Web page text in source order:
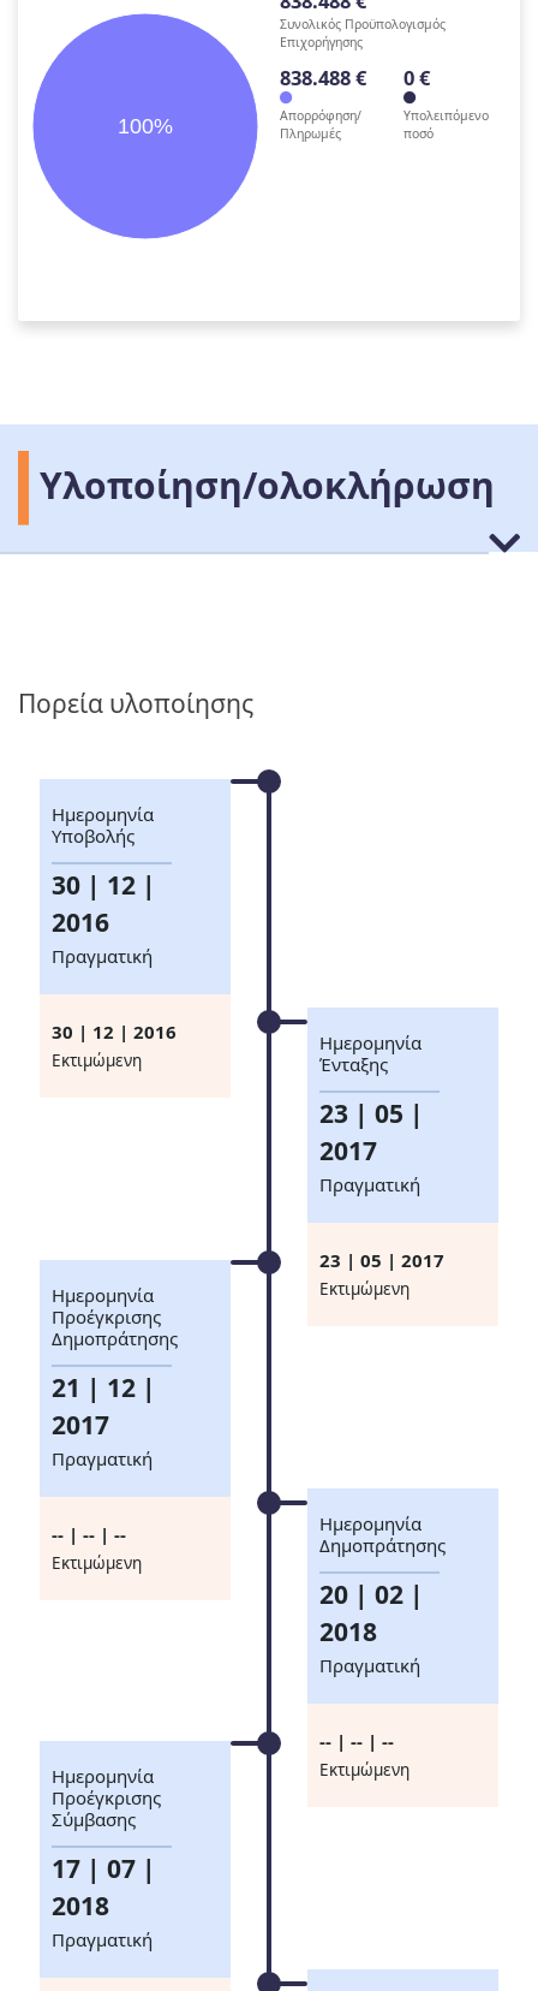
100%
Συνολικός Προϋπολογισμός
Επιχορήγησης
838.488 €
Απορρόφηση/
Πληρωμές
0 €
Υπολειπόμενο
ποσό
Υλοποίηση/ολοκλήρωση
Πορεία υλοποίησης
Ημερομηνία
Υποβολής
30 | 12 |
2016
Πραγματική
30 | 12 | 2016
Eκτιμώμενη
Ημερομηνία
Ένταξης
23 | 05 |
2017
Πραγματική
23 | 05 | 2017
Eκτιμώμενη
Ημερομηνία
Προέγκρισης
Δημοπράτησης
21 | 12 |
2017
Πραγματική
-- | -- | --
Eκτιμώμενη
Ημερομηνία
Δημοπράτησης
20 | 02 |
2018
Πραγματική
-- | -- | --
Eκτιμώμενη
Ημερομηνία
Προέγκρισης
Σύμβασης
17 | 07 |
2018
Πραγματική